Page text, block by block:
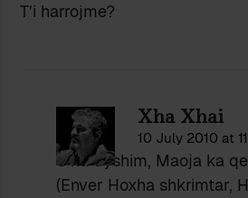
T’i harrojme?
Xha Xhai
10 July 2010 at
S’ka dyshim, Maoja ka
(Enver Hoxha shkrimtar,